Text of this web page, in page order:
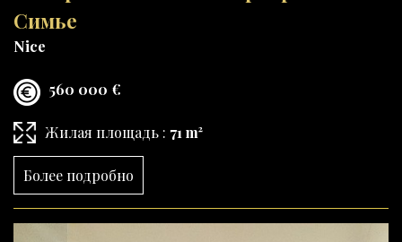
Симье
Nice
560 000 €
Жилая площадь : 71 m²
Более подробно